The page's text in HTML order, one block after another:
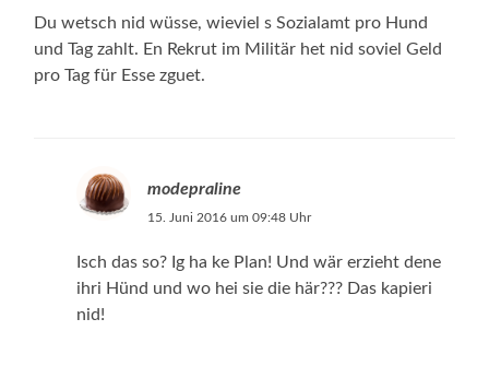
Du wetsch nid wüsse, wieviel s Sozialamt pro Hund
und Tag zahlt. En Rekrut im Militär het nid soviel Geld
pro Tag für Esse zguet.
modepraline
15. Juni 2016 um 09:48 Uhr
Isch das so? Ig ha ke Plan! Und wär erzieht dene
ihri Hünd und wo hei sie die här??? Das kapieri
nid!